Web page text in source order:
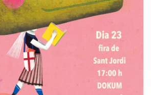
electrònica